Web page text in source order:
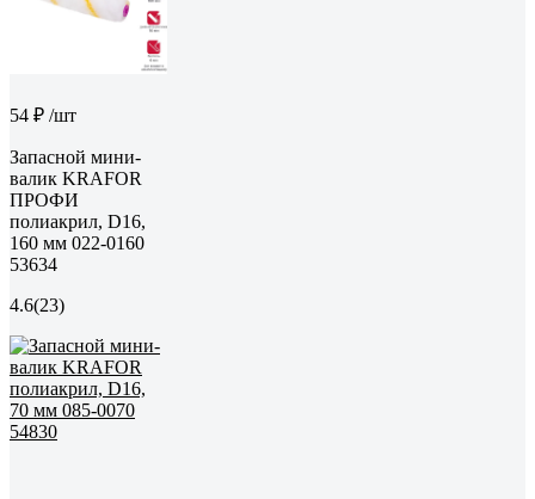
54 ₽ /шт
Запасной мини-
валик KRAFOR
ПРОФИ
полиакрил, D16,
160 мм 022-0160
53634
4.6(23)